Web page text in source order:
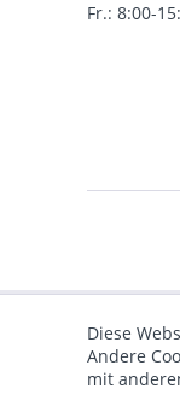
Fr.: 8:00-
Diese
Andere
mit